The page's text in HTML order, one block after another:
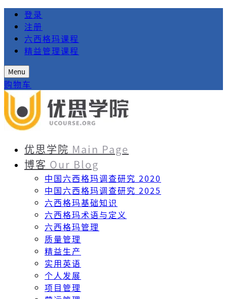
登录
注册
六西格玛课程
精益管理课程
Menu
购物车
优思学院 Main Page
博客 Our Blog
中国六西格玛调查研究 2020
中国六西格玛调查研究 2025
六西格玛基础知识
六西格玛术语与定义
六西格玛管理
质量管理
精益生产
实用英语
个人发展
项目管理